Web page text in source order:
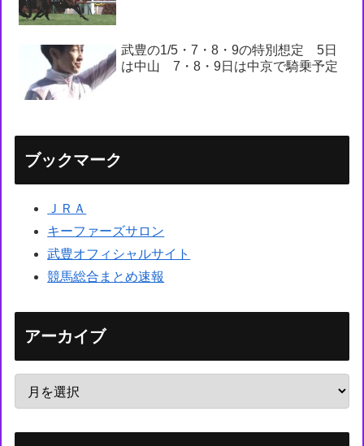
武豊の1/5・7・8・9の特別想定 5日
は中山 7・8・9日は中京で騎乗予定
ブックマーク
ＪＲＡ
キーファーズサロン
武豊オフィシャルサイト
競馬総合まとめ速報
アーカイブ